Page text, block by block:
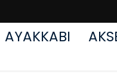
AYAKKABI